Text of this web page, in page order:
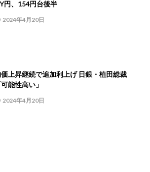
円、154円台後半
2024年4月20日
上昇継続で追加利上げ 日銀・植田総裁
可能性高い」
2024年4月20日